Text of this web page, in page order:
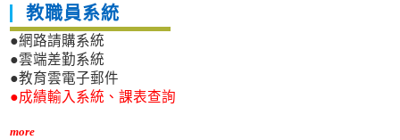
教職員系統
●網路請購系統
●雲端差勤系統
●教育雲電子郵件
●成績輸入系統、課表查詢
more